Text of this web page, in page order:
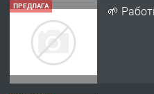
ПРЕДЛАГА 🌱